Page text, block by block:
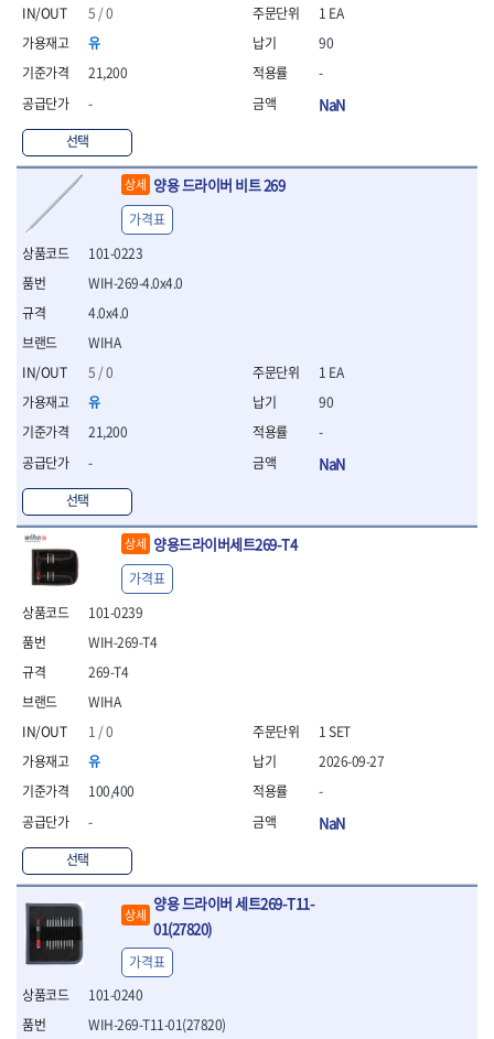
- 절연니퍼
- 절연가위
- 절연비트
- 절연라쳇렌치
- 절연라쳇렌치세트
- 절연볼트커터
- 절연아답타
- 절연펀치
- 기타
- 방폭연결대
- 방폭니퍼
- 방폭펜치
- 방폭플라이어
- 방폭가위
- 방폭스패너
- 방폭비트소켓
- 방폭아답타
- 방폭T렌치
- 방폭드라이버
- 방폭펀치
- 절연포지비트소켓
철공공구
- 볼트커터
- 항공가위
- 클램프
- 망치
- 볼핀망치
- 함마망치
- 도끼
- 판금망치
- 나일론무반동망치
- 플라스틱망치
- 고무망치
- 핀펀치
- 센타펀치
- 평치즐
- 핀펀치세트
5 / 0
유
21,200
-
선택
1 EA
90
-
NaN
상세 양용 드라이버 비트 269
101-0223
WIHA
5 / 0
유
21,200
-
선택
WIH-269-4.0x4.0
4.0x4.0
가격표
1 EA
90
-
NaN
상세 양용드라이버세트269-T4
101-0239
WIHA
1 / 0
유
100,400
-
선택
WIH-269-T4
269-T4
가격표
1 SET
2026-09-27
-
NaN
상세
양용 드라이버 세트269-T11-
01(27820)
101-0240
WIH-269-T11-01(27820)
가격표